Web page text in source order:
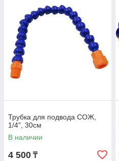
Трубка для подвода СОЖ,
1/4", 30см
В наличии
4 500 ₸